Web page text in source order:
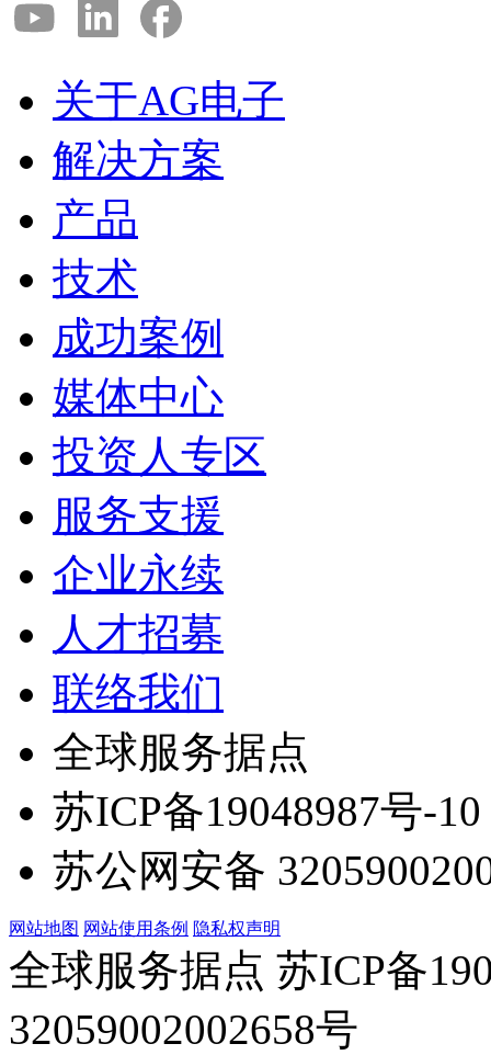
关于AG电子
解决方案
产品
技术
成功案例
媒体中心
投资人专区
服务支援
企业永续
人才招募
联络我们
全球服务据点
苏ICP备19048987号-10
苏公网安备
网站地图 网站使用条例 隐私权声明
全球服务据点 苏ICP备
32059002002658号